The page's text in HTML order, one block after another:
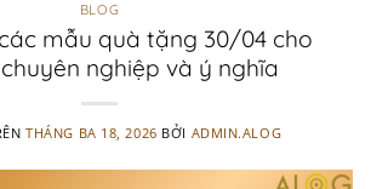
BLOG
mẫu quà tặng 30/04 cho
nghiệp và ý nghĩa
THÁNG BA 18, 2026 BỞI ADMIN.ALOG